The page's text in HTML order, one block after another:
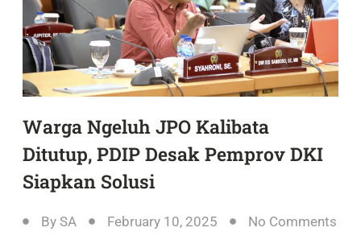
Warga Ngeluh JPO Kalibata
Ditutup, PDIP Desak Pemprov DKI
Siapkan Solusi
By SA February 10, 2025 No Comments